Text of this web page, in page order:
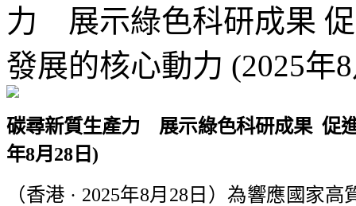
力 展示綠色科研成果
發展的核心動力 (2025年
碳尋新質生產力 展示綠色科研成果 促
年8月28日)
（香港 · 2025年8月28日）為響應國家